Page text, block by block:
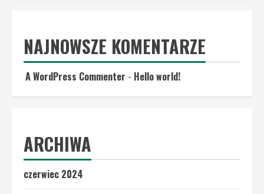
NAJNOWSZE KOMENTARZE
A WordPress Commenter - Hello world!
ARCHIWA
czerwiec 2024